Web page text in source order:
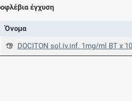
έγχυση
Όνομα
DOCITON sol.iv.inf. 1mg/ml BT x